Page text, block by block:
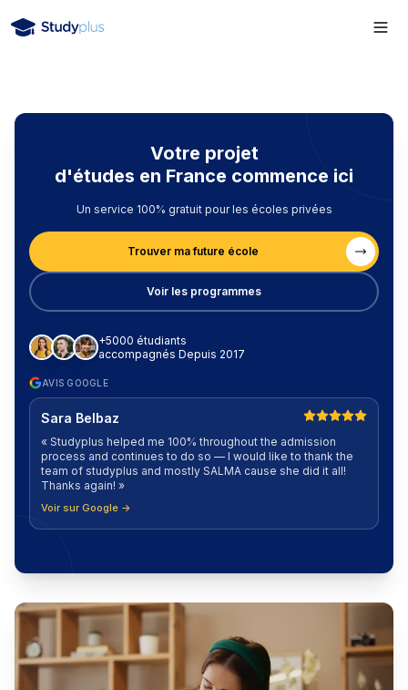
Votre projet
d'études en France commence ici
Un service 100% gratuit pour les écoles privées
Trouver ma future école
Voir les programmes
+5000 étudiants
accompagnés Depuis 2017
AVIS GOOGLE
Sara Belbaz
« Studyplus helped me 100% throughout the admission
process and continues to do so — I would like to thank the
team of studyplus and mostly SALMA cause she did it all!
Thanks again! »
Voir sur Google →